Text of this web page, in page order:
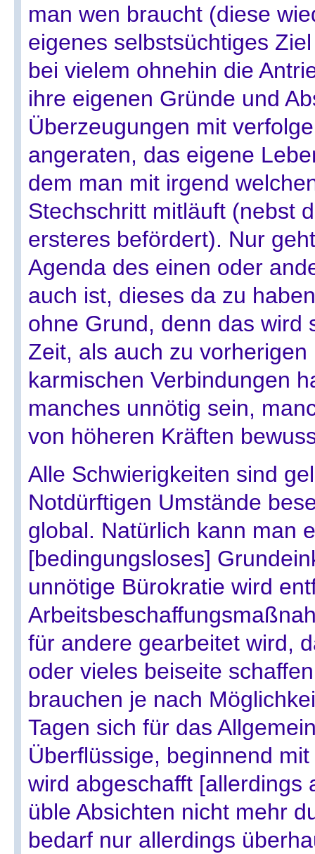
man wen braucht (diese
eigenes selbstsüchtiges
bei vielem ohnehin die
ihre eigenen Gründe und
Überzeugungen mit
angeraten, das eigene
dem man mit irgend
Stechschritt mitläuft (nebst
ersteres befördert). Nur
Agenda des einen oder
auch ist, dieses da zu
ohne Grund, denn das wird
Zeit, als auch zu
karmischen Verbindungen
manches unnötig sein,
von höheren Kräften
Alle Schwierigkeiten sind
Notdürftigen Umstände
global. Natürlich kann man
[bedingungsloses]
unnötige Bürokratie wird
für andere gearbeitet wird,
oder vieles beiseite
brauchen je nach
Tagen sich für das
Überflüssige, beginnend
wird abgeschafft [allerdings
üble Absichten nicht mehr
bedarf nur allerdings